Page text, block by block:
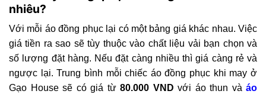
nhiêu?
Với mỗi áo đồng phục lại có một bảng giá khác nhau. Việc
giá tiền ra sao sẽ tùy thuộc vào chất liệu vải bạn chọn và
số lượng đặt hàng. Nếu đặt càng nhiều thì giá càng rẻ và
ngược lại. Trung bình mỗi chiếc áo đồng phục khi may ở
Gạo House sẽ có giá từ 80.000 VND với áo thun và áo